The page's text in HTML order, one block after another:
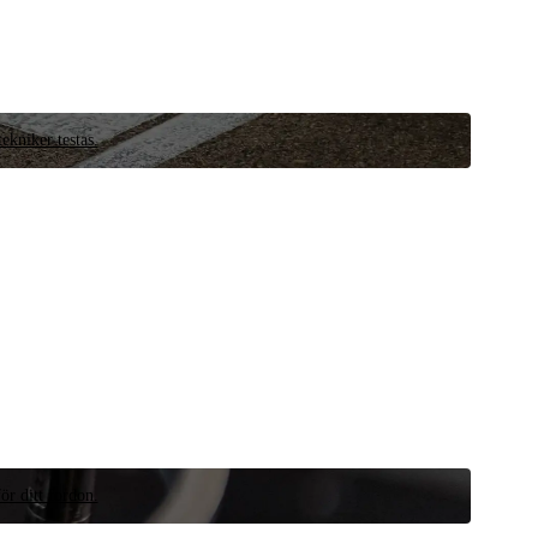
testas.
ditt fordon.